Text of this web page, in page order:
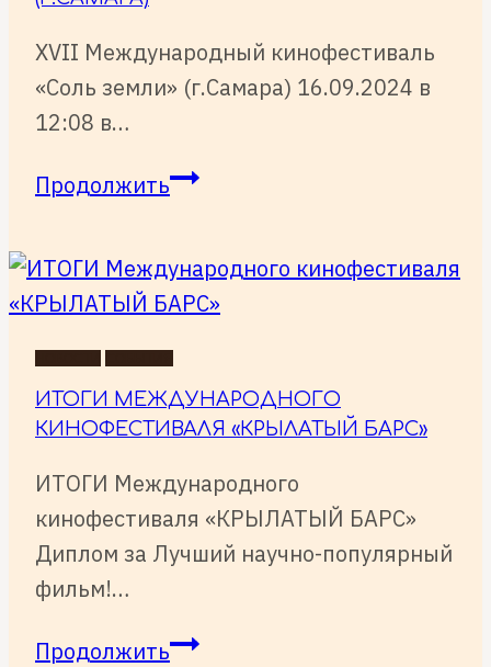
XVII Международный кинофестиваль
«Соль земли» (г.Самара) 16.09.2024 в
12:08 в…
ПродолжитьXVII
«Соль
земли»
(г.Самара)
ИТОГИ МЕЖДУНАРОДНОГО
КИНОФЕСТИВАЛЯ «КРЫЛАТЫЙ БАРС»
ИТОГИ Международного
кинофестиваля «КРЫЛАТЫЙ БАРС»
Диплом за Лучший научно-популярный
фильм!…
ПродолжитьИТОГИ